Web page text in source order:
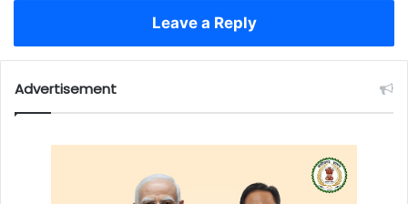
Leave a Reply
Advertisement